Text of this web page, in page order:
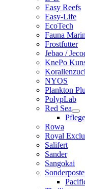
Easy Reefs
Easy-Life
EcoTech
Fauna Marin
Frostfutter
Jebao /
KnePo
NYOS
Plankton
PolypLab
Red Sea
Rowa
Royal
Salifert
Sander
Sangokai